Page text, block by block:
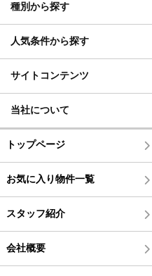
種別から探す
人気条件から探す
サイトコンテンツ
当社について
トップページ
お気に入り物件一覧
スタッフ紹介
会社概要